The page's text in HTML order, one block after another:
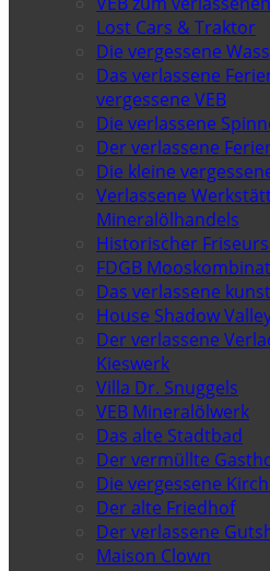
Lost Cars & Traktor
Die vergessene
Das verlassene
vergessene VEB
Die verlassene
Der verlassene
Die kleine
Verlassene
Mineralölhandels
Historischer
FDGB Mooskombinat
Das verlassene
House Shadow
Der verlassene
Kieswerk
Villa Dr. Snuggels
VEB Mineralölwerk
Das alte Stadtbad
Der vermüllte
Die vergessene
Der alte Friedhof
Der verlassene
Maison Clown